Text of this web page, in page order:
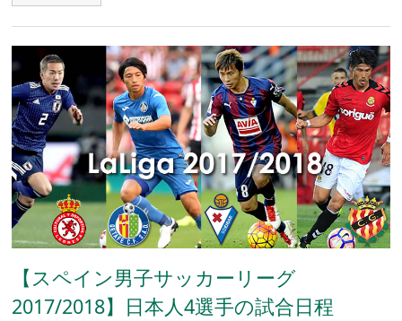
【スペイン男子サッカーリーグ
2017/2018】日本人4選手の試合日程